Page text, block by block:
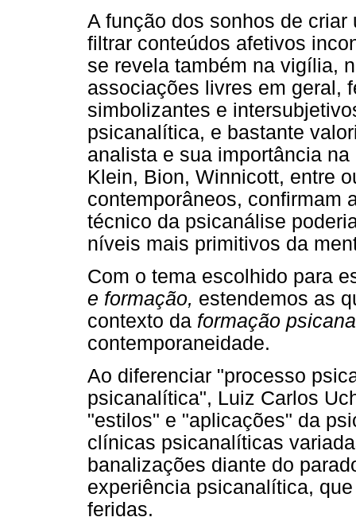
A função dos sonhos de
filtrar conteúdos afetivos
se revela também na vigília,
associações livres em geral,
simbolizantes e
psicanalítica, e bastante
analista e sua importância
Klein, Bion, Winnicott, entre
contemporâneos, confirmam
técnico da psicanálise
níveis mais primitivos da
Com o tema escolhido para
e formação, estendemos as
contexto da formação
contemporaneidade.
Ao diferenciar "processo
psicanalítica", Luiz Carlos
"estilos" e "aplicações" da
clínicas psicanalíticas
banalizações diante do
experiência psicanalítica,
feridas.